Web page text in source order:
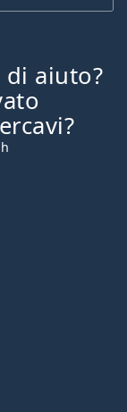
aiuto?